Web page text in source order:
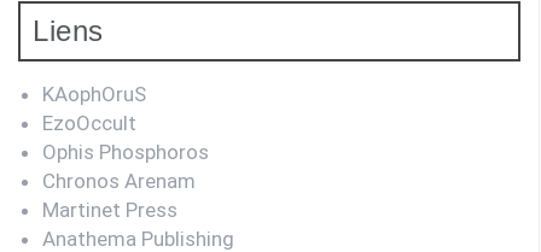
Liens
KAophOruS
EzoOccult
Ophis Phosphoros
Chronos Arenam
Martinet Press
Anathema Publishing